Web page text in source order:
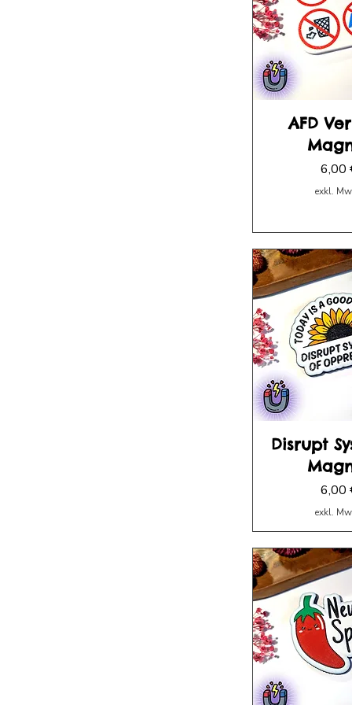
AFD
Preis
6,00
exkl.
Disrupt
Preis
6,00
exkl.